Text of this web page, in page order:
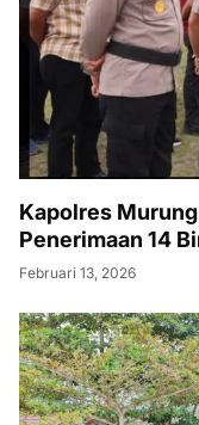
Kapolres
Penerimaan 14
Februari 13, 2026